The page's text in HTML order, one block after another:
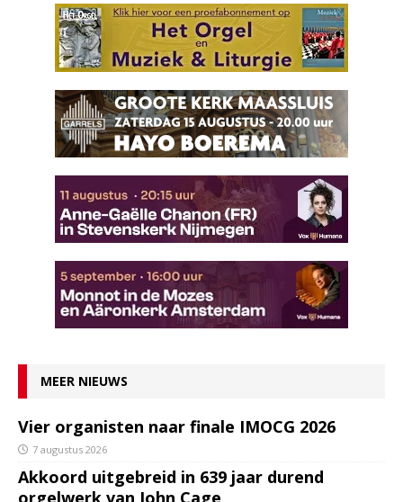
MEER NIEUWS
Vier organisten naar finale IMOCG 2026
7 augustus 2026
Akkoord uitgebreid in 639 jaar durend